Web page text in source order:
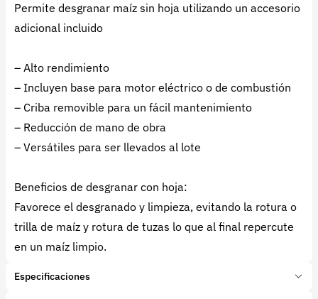
Permite desgranar maíz sin hoja utilizando un accesorio
adicional incluido
– Alto rendimiento
– Incluyen base para motor eléctrico o de combustión
– Criba removible para un fácil mantenimiento
– Reducción de mano de obra
– Versátiles para ser llevados al lote
Beneficios de desgranar con hoja:
Favorece el desgranado y limpieza, evitando la rotura o
trilla de maíz y rotura de tuzas lo que al final repercute
en un maíz limpio.
Especificaciones